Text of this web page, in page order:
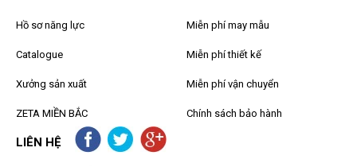
Hồ sơ năng lực
Catalogue
Xưởng sản xuất
ZETA MIỀN BẮC
Miễn phí may mẫu
Miễn phí thiết kế
Miễn phí vận chuyển
Chính sách bảo hành
LIÊN HỆ